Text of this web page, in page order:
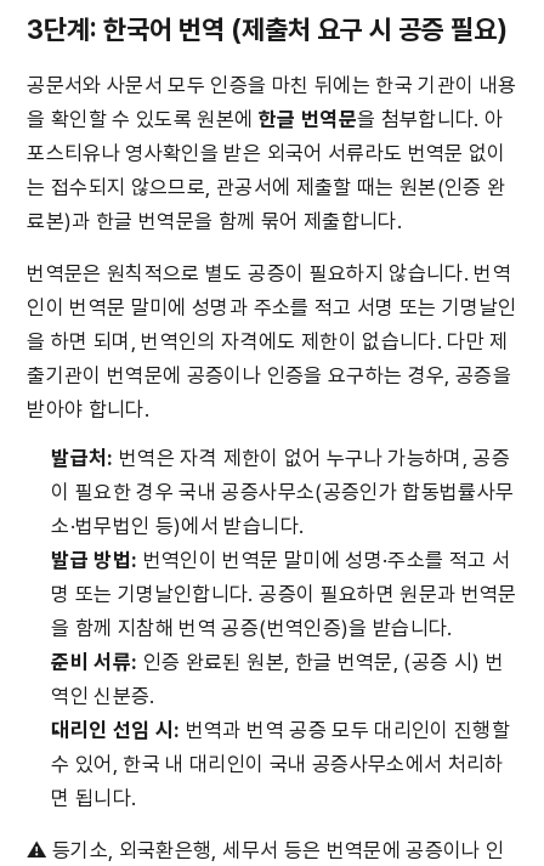
3단계: 한국어 번역 (제출처 요구 시 공증 필요)
공문서와 사문서 모두 인증을 마친 뒤에는 한국 기관이 내용
을 확인할 수 있도록 원본에 한글 번역문을 첨부합니다. 아
포스티유나 영사확인을 받은 외국어 서류라도 번역문 없이
는 접수되지 않으므로, 관공서에 제출할 때는 원본(인증 완
료본)과 한글 번역문을 함께 묶어 제출합니다.
번역문은 원칙적으로 별도 공증이 필요하지 않습니다. 번역
인이 번역문 말미에 성명과 주소를 적고 서명 또는 기명날인
을 하면 되며, 번역인의 자격에도 제한이 없습니다. 다만 제
출기관이 번역문에 공증이나 인증을 요구하는 경우, 공증을
받아야 합니다.
발급처: 번역은 자격 제한이 없어 누구나 가능하며, 공증
이 필요한 경우 국내 공증사무소(공증인가 합동법률사무
소·법무법인 등)에서 받습니다.
발급 방법: 번역인이 번역문 말미에 성명·주소를 적고 서
명 또는 기명날인합니다. 공증이 필요하면 원문과 번역문
을 함께 지참해 번역 공증(번역인증)을 받습니다.
준비 서류: 인증 완료된 원본, 한글 번역문, (공증 시) 번
역인 신분증.
대리인 선임 시: 번역과 번역 공증 모두 대리인이 진행할
수 있어, 한국 내 대리인이 국내 공증사무소에서 처리하
면 됩니다.
⚠️ 등기소, 외국환은행, 세무서 등은 번역문에 공증이나 인